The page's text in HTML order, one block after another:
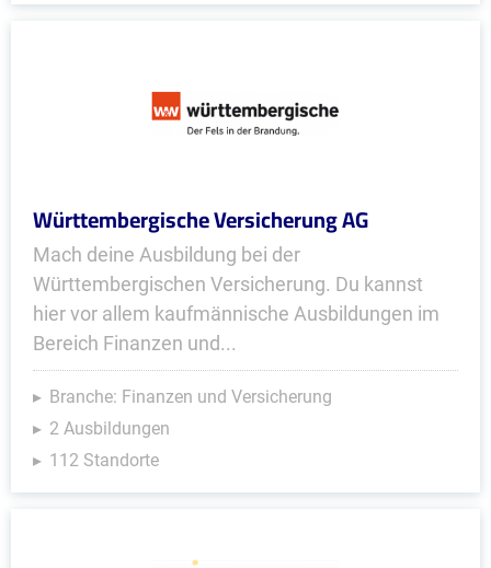
Württembergische Versicherung AG
Mach deine Ausbildung bei der
Württembergischen Versicherung. Du kannst
hier vor allem kaufmännische Ausbildungen im
Bereich Finanzen und...
Branche: Finanzen und Versicherung
2 Ausbildungen
112 Standorte